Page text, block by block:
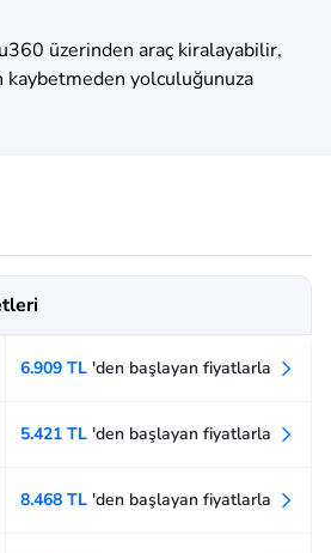
üzerinden araç kiralayabilir,
kaybetmeden yolculuğunuza
6.909 TL'den başlayan fiyatlarla
5.421 TL'den başlayan fiyatlarla
8.468 TL'den başlayan fiyatlarla